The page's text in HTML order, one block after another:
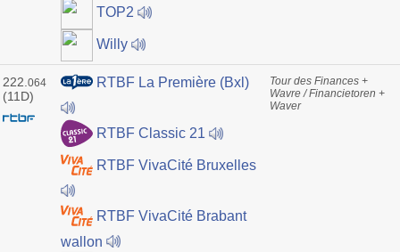
TOP2
Willy
222. 064
(11D)
RTBF La Première (Bxl)
RTBF Classic 21
RTBF VivaCité Bruxelles
RTBF VivaCité Brabant
wallon
Tour des Finances +
Wavre / Financietoren +
Waver